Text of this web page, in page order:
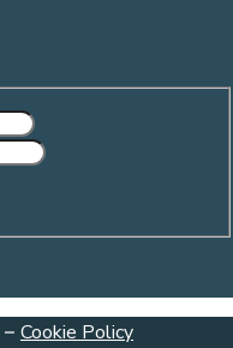
– Cookie Policy